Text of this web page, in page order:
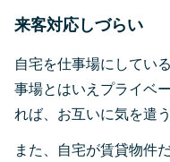
来客対応しづらい
自宅を仕事場にしてい
事場とはいえプライベ
れば、お互いに気を遣
また、自宅が賃貸物件